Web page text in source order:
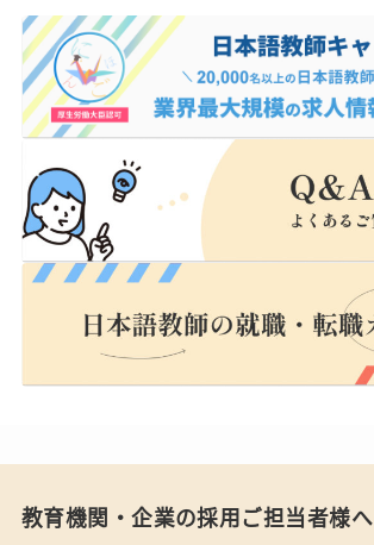
教育機関・企業の採用ご担当者様へ